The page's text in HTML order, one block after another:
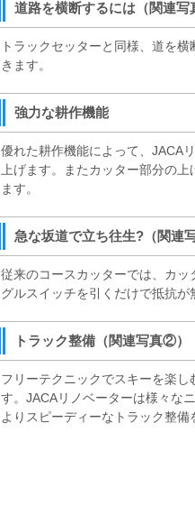
道路を横断するには（関連
トラックセッターと同様、道を
きます。
強力な耕作機能
優れた耕作機能によって、JACA
上げます。またカッター部分の
ます。
急な坂道で立ち往生?（関連
従来のコースカッターでは、カ
グルスイッチを引くだけで抵抗
トラック整備（関連写真②）
フリーテクニックでスキーを楽
す。JACAリノベーターは様々な
よりスピーディーなトラック整備